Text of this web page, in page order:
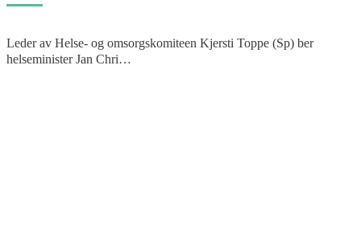
Leder av Helse- og omsorgskomiteen Kjersti Toppe (Sp) ber
helseminister Jan Chri…